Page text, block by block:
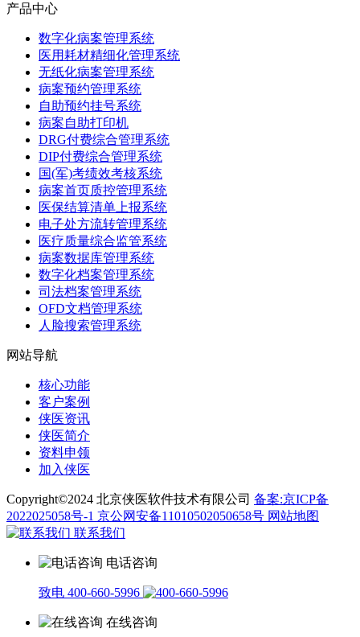
产品中心
数字化病案管理系统
医用耗材精细化管理系统
无纸化病案管理系统
病案预约管理系统
自助预约挂号系统
病案自助打印机
DRG付费综合管理系统
DIP付费综合管理系统
国(军)考绩效考核系统
病案首页质控管理系统
医保结算清单上报系统
电子处方流转管理系统
医疗质量综合监管系统
病案数据库管理系统
数字化档案管理系统
司法档案管理系统
OFD文档管理系统
人脸搜索管理系统
网站导航
核心功能
客户案例
侠医资讯
侠医简介
资料申领
加入侠医
Copyright©2024 北京侠医软件技术有限公司 备案:京ICP备
2022025058号-1 京公网安备11010502050658号 网站地图
联系我们
电话咨询
致电 400-660-5996
在线咨询